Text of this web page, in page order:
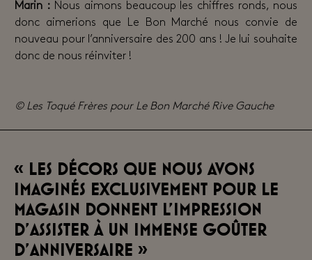
Marin :Nous aimons beaucoup les chiffres ronds, nous
donc aimerions que Le Bon Marché nous convie de
nouveau pour l’anniversaire des 200 ans ! Je lui souhaite
donc de nous réinviter !
© Les Toqué Frères pour Le Bon Marché Rive Gauche
« Les décors que nous avons
imaginés exclusivement pour le
magasin donnent l’impression
d’assister à un immense goûter
d’anniversaire »